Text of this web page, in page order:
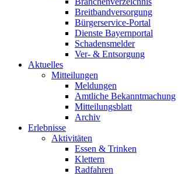
Breitbandversorgung
Bürgerservice-Portal
Dienste Bayernportal
Schadensmelder
Ver- & Entsorgung
Aktuelles
Mitteilungen
Meldungen
Amtliche Bekanntmachung
Mitteilungsblatt
Archiv
Erlebnisse
Aktivitäten
Essen & Trinken
Klettern
Radfahren